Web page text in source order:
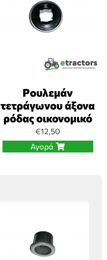
Ρουλεμάν
τετράγωνου άξονα
ρόδας οικονομικό
€12,50
Αγορά